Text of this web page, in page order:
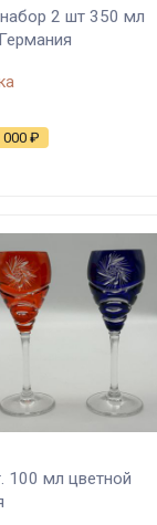
2 шт 350 мл
000 ₽
100 мл цветной